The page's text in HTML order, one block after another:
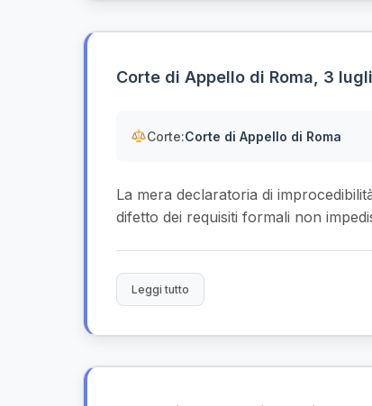
Corte di Appello di Roma, 3
Corte:Corte di Appello di Roma
La mera declaratoria di
difetto dei requisiti formali non
Leggi tutto